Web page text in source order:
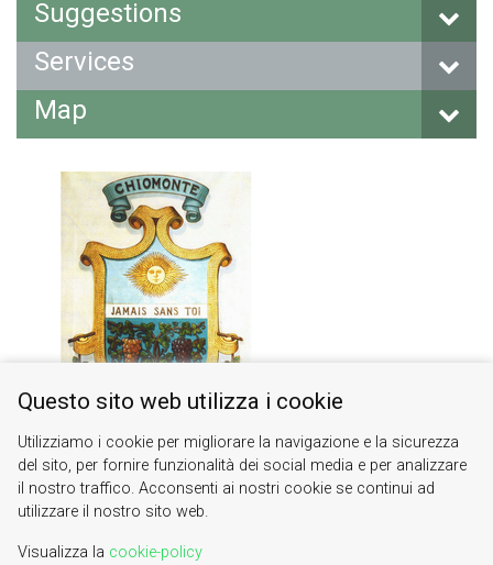
Suggestions
Services
Map
Questo sito web utilizza i cookie
Utilizziamo i cookie per migliorare la navigazione e la sicurezza
del sito, per fornire funzionalità dei social media e per analizzare
il nostro traffico. Acconsenti ai nostri cookie se continui ad
utilizzare il nostro sito web.
Visualizza la cookie-policy